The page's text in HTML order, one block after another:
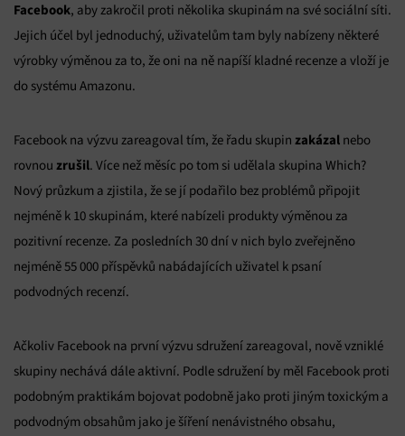
Facebook, aby zakročil proti několika skupinám na své sociální síti.
Jejich účel byl jednoduchý, uživatelům tam byly nabízeny některé
výrobky výměnou za to, že oni na ně napíší kladné recenze a vloží je
do systému Amazonu.
Facebook na výzvu zareagoval tím, že řadu skupin zakázal nebo
rovnou zrušil. Více než měsíc po tom si udělala skupina Which?
Nový průzkum a zjistila, že se jí podařilo bez problémů připojit
nejméně k 10 skupinám, které nabízeli produkty výměnou za
pozitivní recenze. Za posledních 30 dní v nich bylo zveřejněno
nejméně 55 000 příspěvků nabádajících uživatel k psaní
podvodných recenzí.
Ačkoliv Facebook na první výzvu sdružení zareagoval, nově vzniklé
skupiny nechává dále aktivní. Podle sdružení by měl Facebook proti
podobným praktikám bojovat podobně jako proti jiným toxickým a
podvodným obsahům jako je šíření nenávistného obsahu,